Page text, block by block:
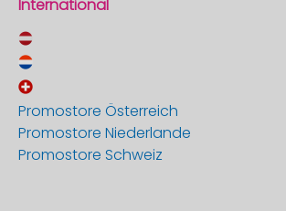
International
Promostore Österreich
Promostore Niederlande
Promostore Schweiz